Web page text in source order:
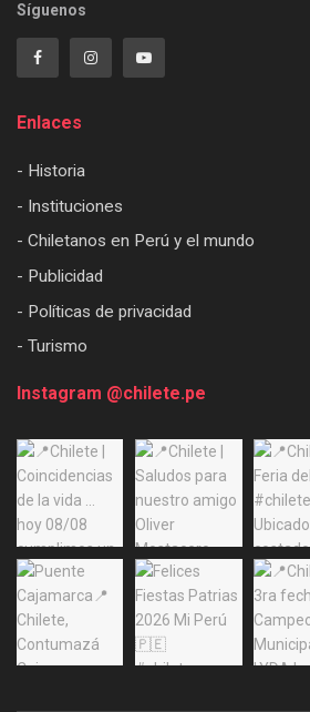
Síguenos
Enlaces
- Historia
- Instituciones
- Chiletanos en Perú y el mundo
- Publicidad
- Políticas de privacidad
- Turismo
Instagram @chilete.pe